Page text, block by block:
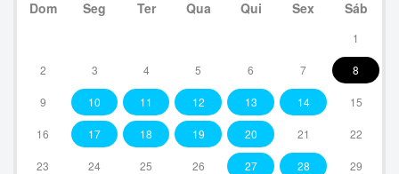
Dom Seg Ter Qua Qui Sex Sáb
1
2 3 4 5 6 7 8
9 10 11 12 13 14 15
16 17 18 19 20 21 22
23 24 25 26 27 28 29